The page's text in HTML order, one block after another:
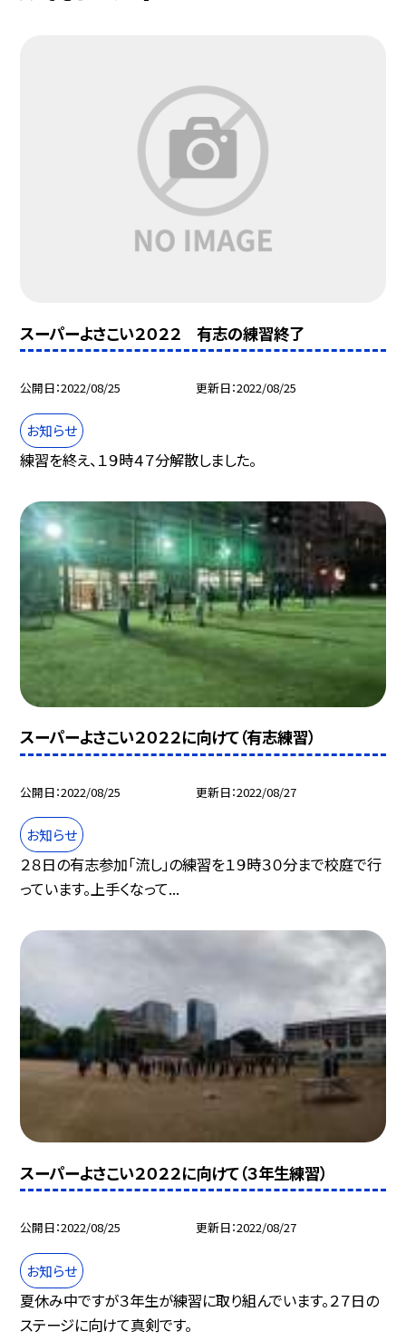
スーパーよさこい２０２２ 有志の練習終了
公開日 2022/08/25 更新日 2022/08/25
お知らせ
練習を終え、１９時４７分解散しました。
スーパーよさこい２０２２に向けて（有志練習）
公開日 2022/08/25 更新日 2022/08/27
お知らせ
２８日の有志参加「流し」の練習を１９時３０分まで校庭で行
っています。上手くなって...
スーパーよさこい２０２２に向けて（３年生練習）
公開日 2022/08/25 更新日 2022/08/27
お知らせ
夏休み中ですが３年生が練習に取り組んでいます。２７日の
ステージに向けて真剣です。